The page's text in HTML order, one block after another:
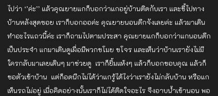
ไปว่า ‘’ค่ะ’’ แล้วคุณยายแกก็บอกว่าแกอยู่บ้านติดกับเรา และชี้ไปทาง
บ้านหลังสุดซอย เราก็บอกออค่ะ คุณยายนอนดึกจังเลยค่ะ แล้วมาเดิน
ทำอะไรแถวนี้ค่ะ เราก็ถามไปตามประสา คุณยายแกก็บอกว่าแกนอนดึก
เป็นประจำ แกมาเดินดูเผื่อมีพวกขโมย ขโจร และเห็นว่าบ้านเรายังไม่มี
ใครกลับมาเลยเดินๆ มาช่วยดู เราก็ยิ้มแห้งๆ แล้วก็บอกขอบคุณ แล้วก็
ขอตัวเข้าบ้าน แต่ก็อดนึกไม่ได้ว่าแกรู้ได้ไงว่าเรายังไม่กลับบ้าน หรือแก
เห็นรถไม่อยู่ เมื่อคิดอย่างนั้นเราก็ไม่ได้ติดใจอะไร จึงอาบน้ำเข้านอน พอ